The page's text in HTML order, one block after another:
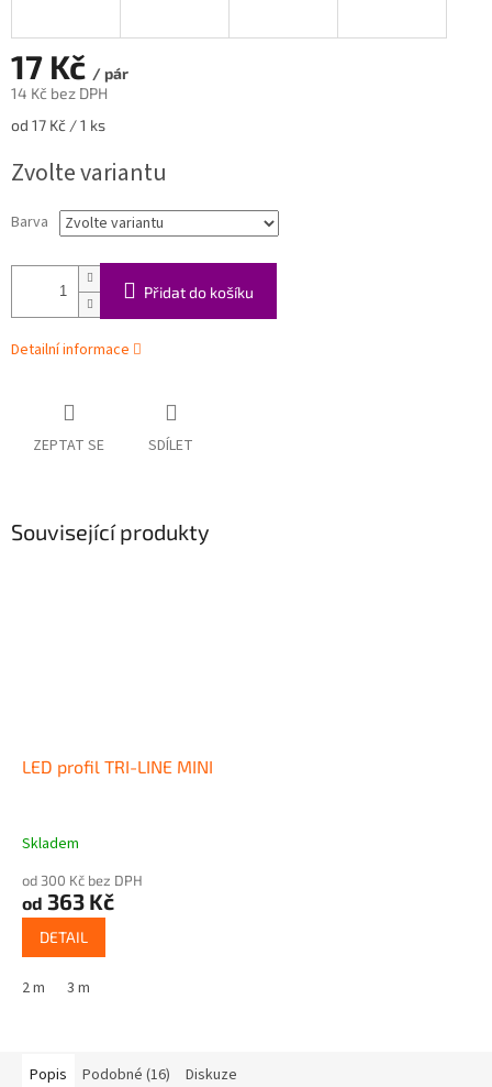
17 Kč / pár
14 Kč bez DPH
Měrná
od 17 Kč / 1 ks
Zvolte variantu
Barva
Přidat do košíku
Detailní informace
ZEPTAT SE SDÍLET
Související produkty
LED profil TRI-LINE MINI
Skladem
od 300 Kč bez DPH
od 363 Kč
DETAIL
2 m 3 m
Popis Podobné (16) Diskuze